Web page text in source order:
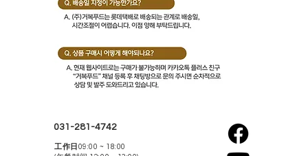
031-281-4742
工作日 09:00 ~ 18:00